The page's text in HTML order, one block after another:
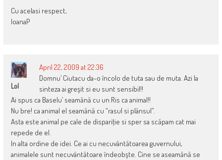
Cu acelasi respect,
IoanaP
Lol
April 22, 2009 at 22:36
Domnu’ Ciutacu da-o încolo de tuta sau de muta. Azi la
sinteza ai greşit si eu sunt sensibil!!
Ai spus ca Baselu’ seamănă cu un Ris ca animal!!
Nu bre! ca animal el seamănă cu “rasul si plânsul”.
Asta este animal pe cale de dispariţie si sper sa scăpam cat mai
repede de el.
In alta ordine de idei. Ce ai cu necuvântătoarea guvernului,
animalele sunt necuvântătoare îndeobşte. Cine se aseamănă se